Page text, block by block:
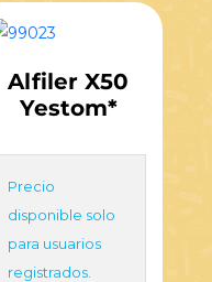
Alfiler X50
Yestom*
Precio
disponible solo
para usuarios
registrados.